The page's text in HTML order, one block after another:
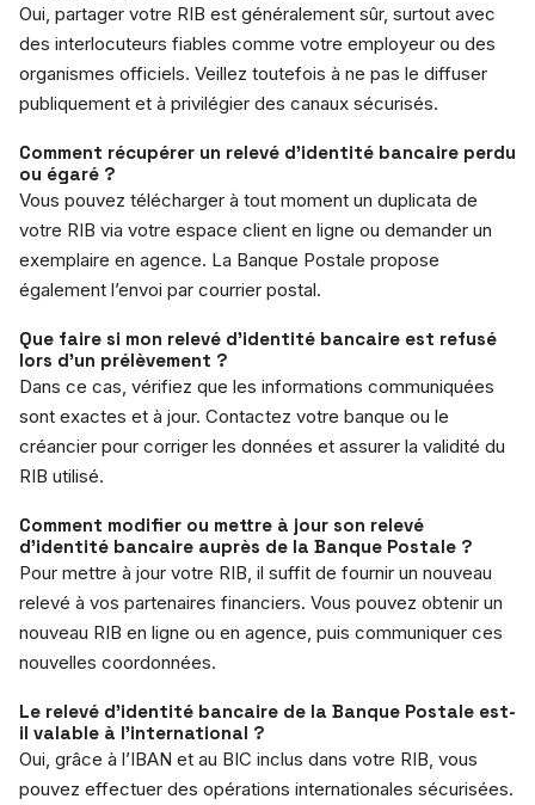
Oui, partager votre RIB est généralement sûr, surtout avec
des interlocuteurs fiables comme votre employeur ou des
organismes officiels. Veillez toutefois à ne pas le diffuser
publiquement et à privilégier des canaux sécurisés.
Comment récupérer un relevé d’identité bancaire perdu
ou égaré ?
Vous pouvez télécharger à tout moment un duplicata de
votre RIB via votre espace client en ligne ou demander un
exemplaire en agence. La Banque Postale propose
également l’envoi par courrier postal.
Que faire si mon relevé d’identité bancaire est refusé
lors d’un prélèvement ?
Dans ce cas, vérifiez que les informations communiquées
sont exactes et à jour. Contactez votre banque ou le
créancier pour corriger les données et assurer la validité du
RIB utilisé.
Comment modifier ou mettre à jour son relevé
d’identité bancaire auprès de la Banque Postale ?
Pour mettre à jour votre RIB, il suffit de fournir un nouveau
relevé à vos partenaires financiers. Vous pouvez obtenir un
nouveau RIB en ligne ou en agence, puis communiquer ces
nouvelles coordonnées.
Le relevé d’identité bancaire de la Banque Postale est-
il valable à l’international ?
Oui, grâce à l’IBAN et au BIC inclus dans votre RIB, vous
pouvez effectuer des opérations internationales sécurisées.